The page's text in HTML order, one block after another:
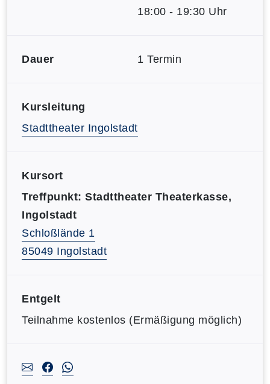
18:00 - 19:30 Uhr
Dauer 1 Termin
Kursleitung
Stadttheater Ingolstadt
Kursort
Treffpunkt: Stadttheater Theaterkasse,
Ingolstadt
Schloßlände 1
85049 Ingolstadt
Entgelt
Teilnahme kostenlos (Ermäßigung möglich)